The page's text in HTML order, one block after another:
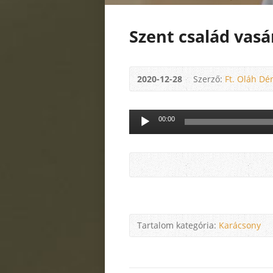
Szent család
2020-12-28 Szerző:Ft. Oláh
Audió
00:00
Tartalom kategória: Karácsony